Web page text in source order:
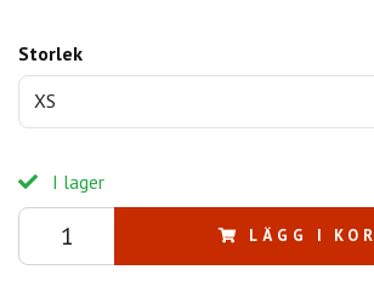
Storlek
XS
I lager
LÄGG I